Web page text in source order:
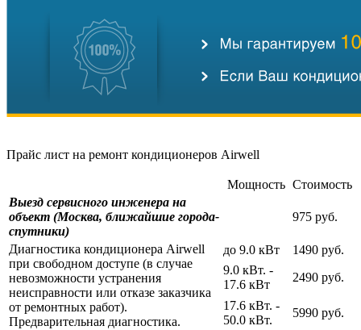
Прайс лист на ремонт кондиционеров Airwell
Мощность Стоимость
Выезд сервисного инженера на
объект (Москва, ближайшие города-
спутники)
975 руб.
Диагностика кондиционера Airwell
при свободном доступе (в случае
невозможности устранения
неисправности или отказе заказчика
от ремонтных работ).
Предварительная диагностика.
до 9.0 кВт
1490 руб.
9.0 кВт. -
17.6 кВт
2490 руб.
17.6 кВт. -
50.0 кВт.
5990 руб.